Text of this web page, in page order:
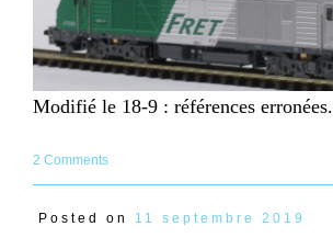
Modifié le 18-9 : références erronées.
2 Comments
Posted on 11 septembre 2019